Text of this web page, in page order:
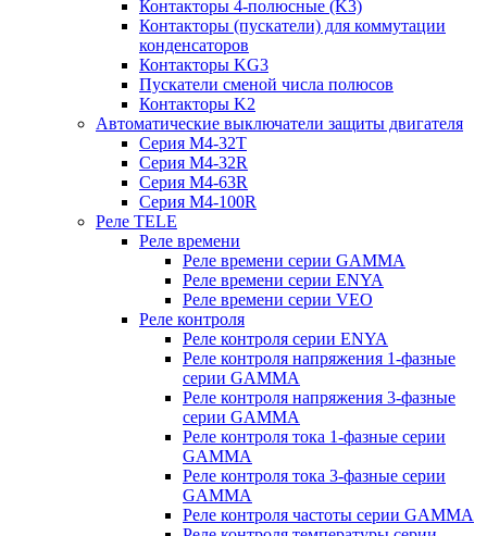
Контакторы 4-полюсные (K3)
Контакторы (пускатели) для коммутации
конденсаторов
Контакторы KG3
Пускатели сменой числа полюсов
Контакторы K2
Автоматические выключатели защиты двигателя
Серия M4-32T
Серия M4-32R
Серия M4-63R
Серия M4-100R
Реле TELE
Реле времени
Реле времени серии GAMMA
Реле времени серии ENYA
Реле времени серии VEO
Реле контроля
Реле контроля серии ENYA
Реле контроля напряжения 1-фазные
серии GAMMA
Реле контроля напряжения 3-фазные
серии GAMMA
Реле контроля тока 1-фазные серии
GAMMA
Реле контроля тока 3-фазные серии
GAMMA
Реле контроля частоты серии GAMMA